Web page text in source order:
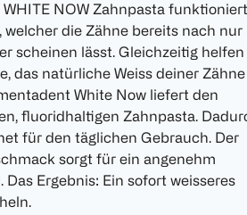
NOW Zahnpasta funktioniert
die Zähne bereits nach nur
scheinen lässt. Gleichzeitig helfen
das natürliche Weiss deiner Zähne
White Now liefert den
fluoridhaltigen Zahnpasta.
für den täglichen Gebrauch. Der
sorgt für ein angenehm
Ergebnis: Ein sofort weisseres